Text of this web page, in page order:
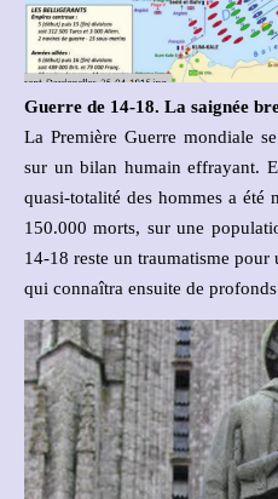
Guerre de 14-18. La saignée
La Première Guerre mondiale
sur un bilan humain effrayant.
quasi-totalité des hommes a été
150.000 morts, sur une
14-18 reste un traumatisme pour
qui connaîtra ensuite de